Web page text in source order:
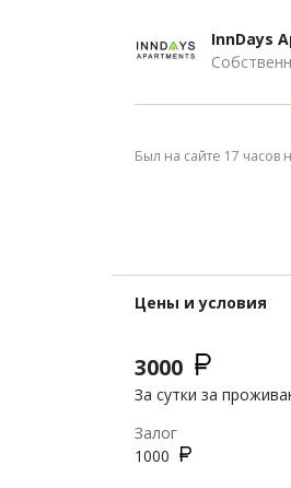
InnDays
Был на сайте 17 часов
Цены и условия
3000
За сутки за
Залог
1000